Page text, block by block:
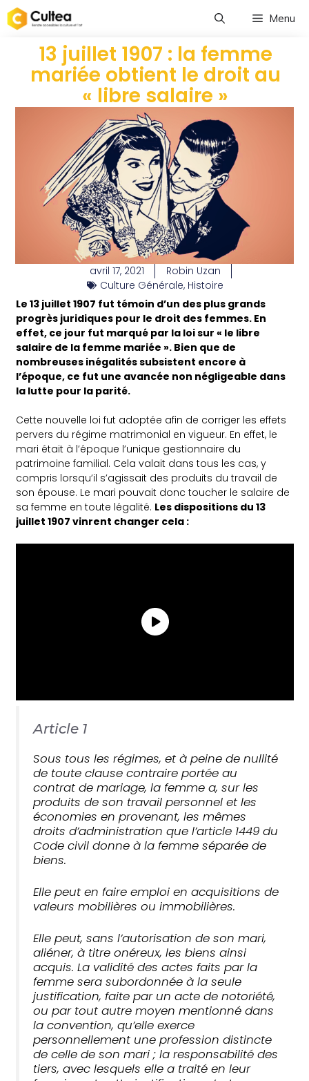
Menu
13 juillet 1907 : la femme
mariée obtient le droit au
« libre salaire »
avril 17, 2021
Robin Uzan
Culture Générale, Histoire
Le 13 juillet 1907 fut témoin d’un des plus grands
progrès juridiques pour le droit des femmes. En
effet, ce jour fut marqué par la loi sur « le libre
salaire de la femme mariée ». Bien que de
nombreuses inégalités subsistent encore à
l’époque, ce fut une avancée non négligeable dans
la lutte pour la parité.
Cette nouvelle loi fut adoptée afin de corriger les effets
pervers du régime matrimonial en vigueur. En effet, le
mari était à l’époque l’unique gestionnaire du
patrimoine familial. Cela valait dans tous les cas, y
compris lorsqu’il s’agissait des produits du travail de
son épouse. Le mari pouvait donc toucher le salaire de
sa femme en toute légalité. Les dispositions du 13
juillet 1907 vinrent changer cela :
Article 1
Sous tous les régimes, et à peine de nullité
de toute clause contraire portée au
contrat de mariage, la femme a, sur les
produits de son travail personnel et les
économies en provenant, les mêmes
droits d’administration que l’article 1449 du
Code civil donne à la femme séparée de
biens.
Elle peut en faire emploi en acquisitions de
valeurs mobilières ou immobilières.
Elle peut, sans l’autorisation de son mari,
aliéner, à titre onéreux, les biens ainsi
acquis. La validité des actes faits par la
femme sera subordonnée à la seule
justification, faite par un acte de notoriété,
ou par tout autre moyen mentionné dans
la convention, qu’elle exerce
personnellement une profession distincte
de celle de son mari ; la responsabilité des
tiers, avec lesquels elle a traité en leur